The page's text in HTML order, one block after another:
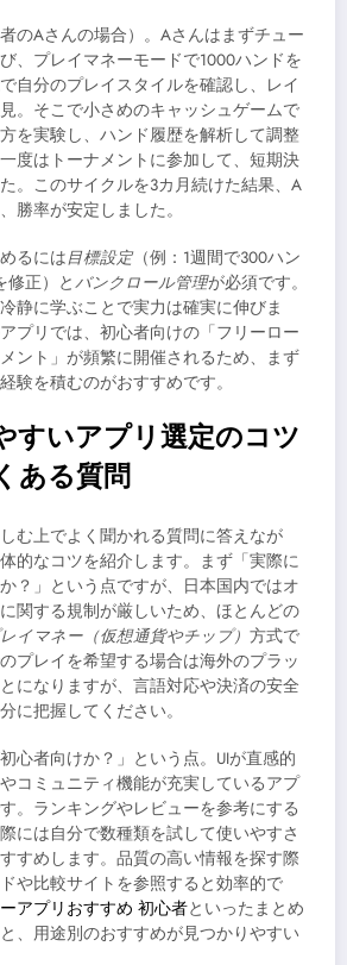
のAさんの場合）。Aさんはまずチュー
、プレイマネーモードで1000ハンドを
自分のプレイスタイルを確認し、レイ
。そこで小さめのキャッシュゲームで
を実験し、ハンド履歴を解析して調整
度はトーナメントに参加して、短期決
。このサイクルを3カ月続けた結果、A
勝率が安定しました。
るには目標設定（例：1週間で300ハン
修正）とバンクロール管理が必須です。
静に学ぶことで実力は確実に伸びま
プリでは、初心者向けの「フリーロー
ント」が頻繁に開催されるため、まず
験を積むのがおすすめです。
すいアプリ選定のコツ
ある質問
む上でよく聞かれる質問に答えなが
的なコツを紹介します。まず「実際に
？」という点ですが、日本国内ではオ
関する規制が厳しいため、ほとんどの
イマネー（仮想通貨やチップ） 方式で
プレイを希望する場合は海外のプラッ
になりますが、言語対応や決済の安全
に把握してください。
心者向けか？」という点。UIが直感的
コミュニティ機能が充実しているアプ
。ランキングやレビューを参考にする
には自分で数種類を試して使いやすさ
すめします。品質の高い情報を探す際
や比較サイトを参照すると効率的で
アプリおすすめ 初心者といったまとめ
、用途別のおすすめが見つかりやすい